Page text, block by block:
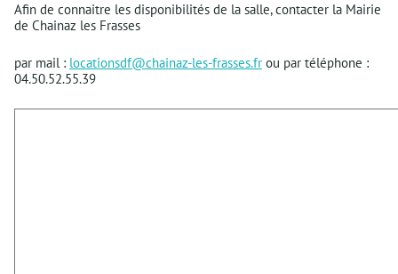
Afin de connaitre les disponibilités de la salle, contacter la Mairie
de Chainaz les Frasses
par mail : locationsdf@chainaz-les-frasses.fr ou par téléphone :
04.50.52.55.39